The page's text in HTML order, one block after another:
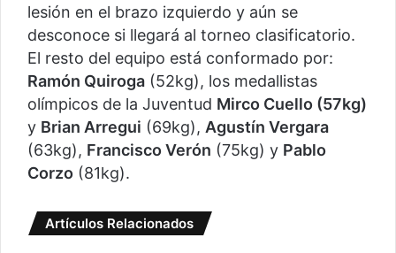
lesión en el brazo izquierdo y aún se
desconoce si llegará al torneo clasificatorio.
El resto del equipo está conformado por:
Ramón Quiroga (52kg), los medallistas
olímpicos de la Juventud Mirco Cuello (57kg)
y Brian Arregui (69kg), Agustín Vergara
(63kg), Francisco Verón (75kg) y Pablo
Corzo (81kg).
Artículos Relacionados